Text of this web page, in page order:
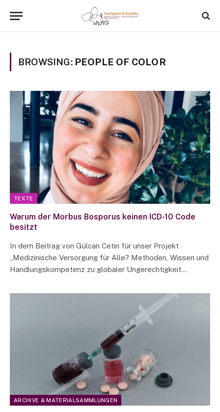
BROWSING: PEOPLE OF COLOR
TEXTE
Warum der Morbus Bosporus keinen ICD-10 Code
besitzt
In dem Beitrag von Gülcan Cetin für unser Projekt
„Medizinische Versorgung für Alle? Methoden, Wissen und
Handlungskompetenz zu globaler Ungerechtigkeit…
ARCHIVE & MATERIALSAMMLUNGEN